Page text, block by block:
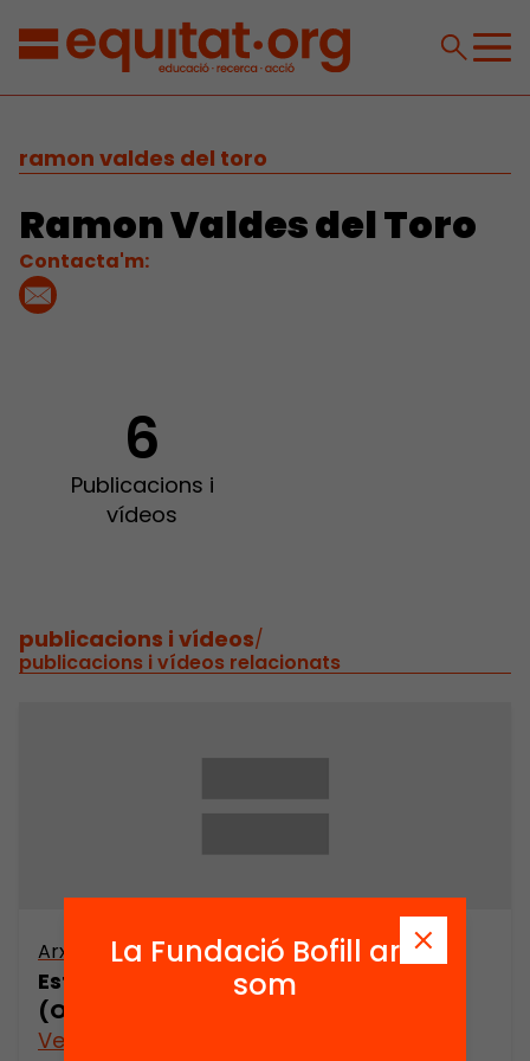
ramon valdes del toro
Ramon Valdes del Toro
Contacta'm:
6
Publicacions i
vídeos
publicacions i vídeos/
publicacions i vídeos relacionats
Arxiu
Estudi etnogràfic de Folgueroles
(Osona) (part 2)
Veure’n més
La Fundació Bofill ara
som